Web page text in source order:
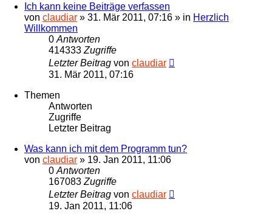
Ich kann keine Beiträge verfassen
von claudiar » 31. Mär 2011, 07:16 » in Herzlich
Willkommen
0 Antworten
414333 Zugriffe
Letzter Beitrag von claudiar
31. Mär 2011, 07:16
Themen
Antworten
Zugriffe
Letzter Beitrag
Was kann ich mit dem Programm tun?
von claudiar » 19. Jan 2011, 11:06
0 Antworten
167083 Zugriffe
Letzter Beitrag von claudiar
19. Jan 2011, 11:06